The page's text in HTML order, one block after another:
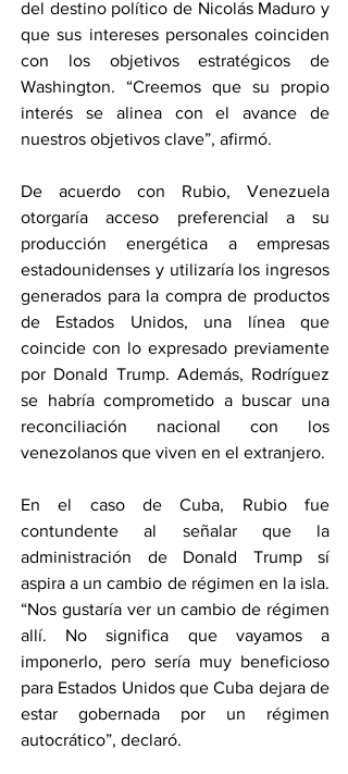
del destino político de Nicolás Maduro y
que sus intereses personales coinciden
con los objetivos estratégicos de
Washington. “Creemos que su propio
interés se alinea con el avance de
nuestros objetivos clave”, afirmó.
De acuerdo con Rubio, Venezuela
otorgaría acceso preferencial a su
producción energética a empresas
estadounidenses y utilizaría los ingresos
generados para la compra de productos
de Estados Unidos, una línea que
coincide con lo expresado previamente
por Donald Trump. Además, Rodríguez
se habría comprometido a buscar una
reconciliación nacional con los
venezolanos que viven en el extranjero.
En el caso de Cuba, Rubio fue
contundente al señalar que la
administración de Donald Trump sí
aspira a un cambio de régimen en la isla.
“Nos gustaría ver un cambio de régimen
allí. No significa que vayamos a
imponerlo, pero sería muy beneficioso
para Estados Unidos que Cuba dejara de
estar gobernada por un régimen
autocrático”, declaró.